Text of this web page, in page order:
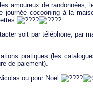
amoureux de randonnées,
journée cocooning à la
soit par téléphone, par
pratiques (les
de paiement).
ou pour Noël